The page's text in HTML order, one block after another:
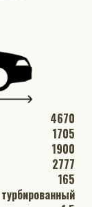
4670
1705
1900
2777
165